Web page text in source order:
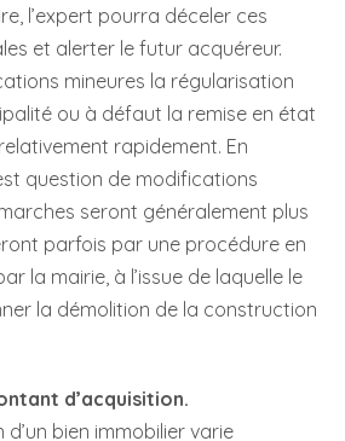
l’expert pourra déceler ces
et alerter le futur acquéreur.
mineures la régularisation
ou à défaut la remise en état
rapidement. En
question de modifications
seront généralement plus
parfois par une procédure en
la mairie, à l’issue de laquelle le
la démolition de la construction
d’acquisition.
d’un bien immobilier varie